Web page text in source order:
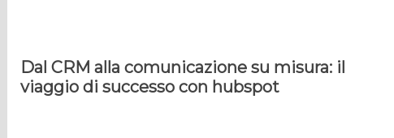
Dal CRM alla comunicazione su misura: il
viaggio di successo con hubspot